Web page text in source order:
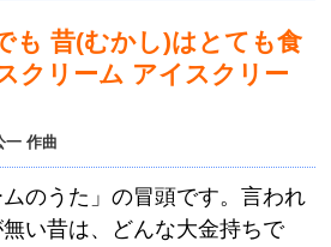
も 昔(むかし)はとても食
クリーム アイスクリー
一 作曲
のうた」の冒頭です。言われ
い昔は、どんな大金持ちで